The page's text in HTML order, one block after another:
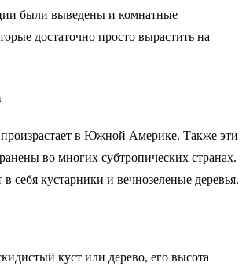
были выведены и комнатные
достаточно просто вырастить на
в Южной Америке. Также эти
во многих субтропических странах.
себя кустарники и вечнозеленые деревья.
куст или дерево, его высота